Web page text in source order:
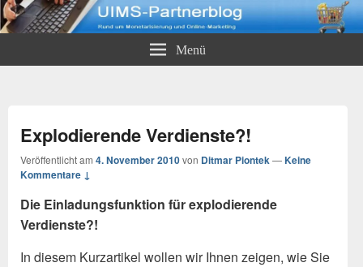
UIMS-Partnerblog
Rund um Monetarisierung und Online-Marketing
Menü
Explodierende Verdienste?!
Veröffentlicht am 4. November 2010von Ditmar Piontek—Keine
Kommentare ↓
Die Einladungsfunktion für explodierende
Verdienste?!
In diesem Kurzartikel wollen wir Ihnen zeigen, wie Sie